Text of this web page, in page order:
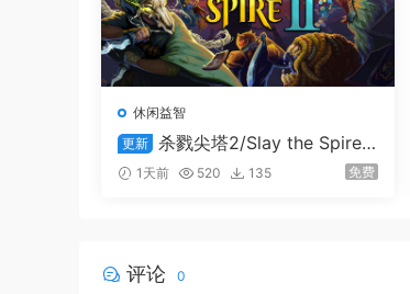
休闲益智
更新
杀戮尖塔2/Slay the Spire
2 1天前 520 135 免费
评论 0